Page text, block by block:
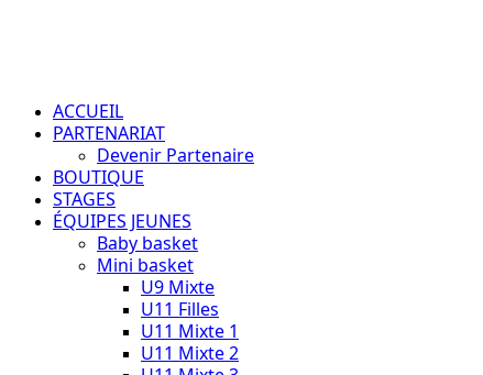
ACCUEIL
PARTENARIAT
Devenir Partenaire
BOUTIQUE
STAGES
ÉQUIPES JEUNES
Baby basket
Mini basket
U9 Mixte
U11 Filles
U11 Mixte 1
U11 Mixte 2